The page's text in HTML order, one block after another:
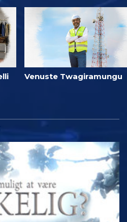
Venuste Twagiramungu